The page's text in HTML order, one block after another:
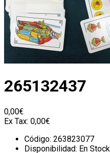
265132437
0,00€
Ex Tax: 0,00€
Código: 263823077
Disponibilidad: En Stock